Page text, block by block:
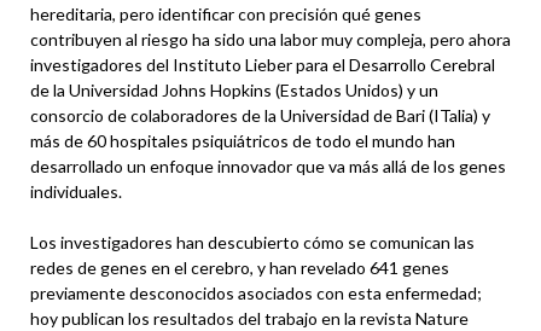
hereditaria, pero identificar con precisión qué genes
contribuyen al riesgo ha sido una labor muy compleja, pero ahora
investigadores del Instituto Lieber para el Desarrollo Cerebral
de la Universidad Johns Hopkins (Estados Unidos) y un
consorcio de colaboradores de la Universidad de Bari (ITalia) y
más de 60 hospitales psiquiátricos de todo el mundo han
desarrollado un enfoque innovador que va más allá de los genes
individuales.
Los investigadores han descubierto cómo se comunican las
redes de genes en el cerebro, y han revelado 641 genes
previamente desconocidos asociados con esta enfermedad;
hoy publican los resultados del trabajo en la revista Nature